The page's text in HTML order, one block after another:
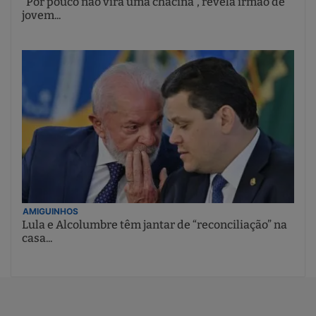
jovem...
AMIGUINHOS
Lula e Alcolumbre têm jantar de “reconciliação” na
casa...